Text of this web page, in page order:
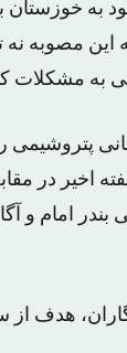
به
مصوبه نه
به مشکلات
پتروشیمی
اخیر در
امام و
هدف از